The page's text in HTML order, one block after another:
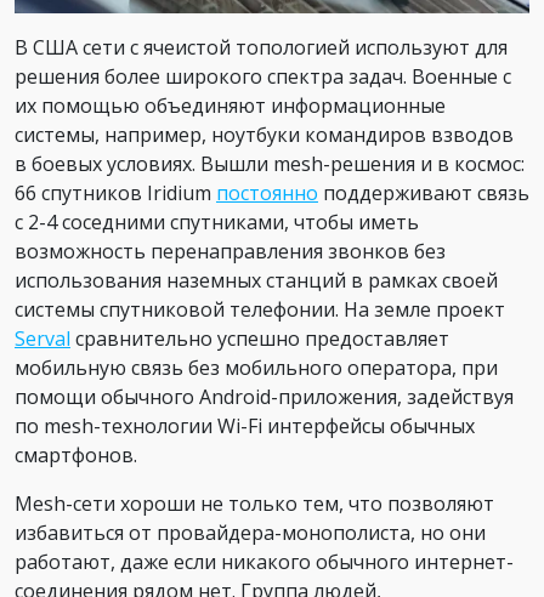
В США сети с ячеистой топологией используют для
решения более широкого спектра задач. Военные с
их помощью объединяют информационные
системы, например, ноутбуки командиров взводов
в боевых условиях. Вышли mesh-решения и в космос:
66 спутников Iridium постоянно поддерживают связь
с 2-4 соседними спутниками, чтобы иметь
возможность перенаправления звонков без
использования наземных станций в рамках своей
системы спутниковой телефонии. На земле проект
Serval сравнительно успешно предоставляет
мобильную связь без мобильного оператора, при
помощи обычного Android-приложения, задействуя
по mesh-технологии Wi-Fi интерфейсы обычных
смартфонов.
Mesh-сети хороши не только тем, что позволяют
избавиться от провайдера-монополиста, но они
работают, даже если никакого обычного интернет-
соединения рядом нет. Группа людей,